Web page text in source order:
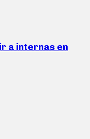
a internas en